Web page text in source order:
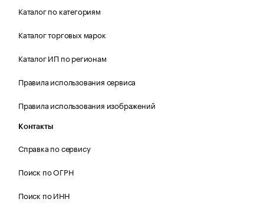
Каталог по категориям
Каталог торговых марок
Каталог ИП по регионам
Правила использования сервиса
Правила использования изображений
Контакты
Справка по сервису
Поиск по ОГРН
Поиск по ИНН